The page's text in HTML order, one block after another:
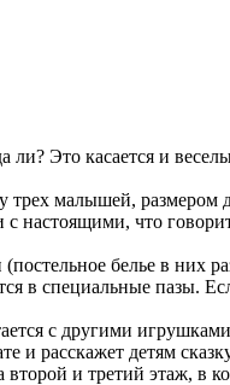
Это касается и
трех малышей,
настоящими, что
белье в них
в специальные пазы.
с другими
и расскажет детям
и третий этаж, в